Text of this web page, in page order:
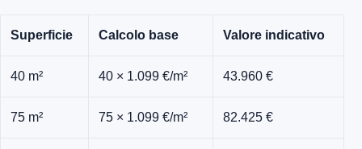
Superficie Calcolo base Valore indicativo
40 m² 40 × 1.099 €/m² 43.960 €
75 m² 75 × 1.099 €/m² 82.425 €